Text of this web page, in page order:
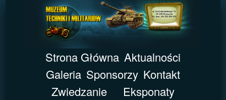
Strona Główna Aktualności
Galeria Sponsorzy Kontakt
Zwiedzanie
Eksponaty